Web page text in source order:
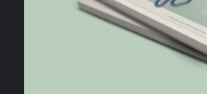
AÑADIR AL CARRITO